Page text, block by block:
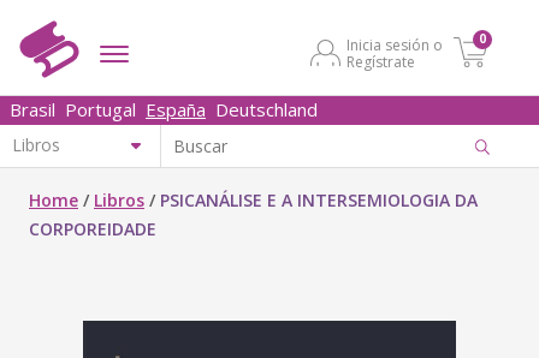
Inicia sesión o
Regístrate
0
Brasil Portugal España Deutschland
Home / Libros / PSICANÁLISE E A INTERSEMIOLOGIA DA
CORPOREIDADE